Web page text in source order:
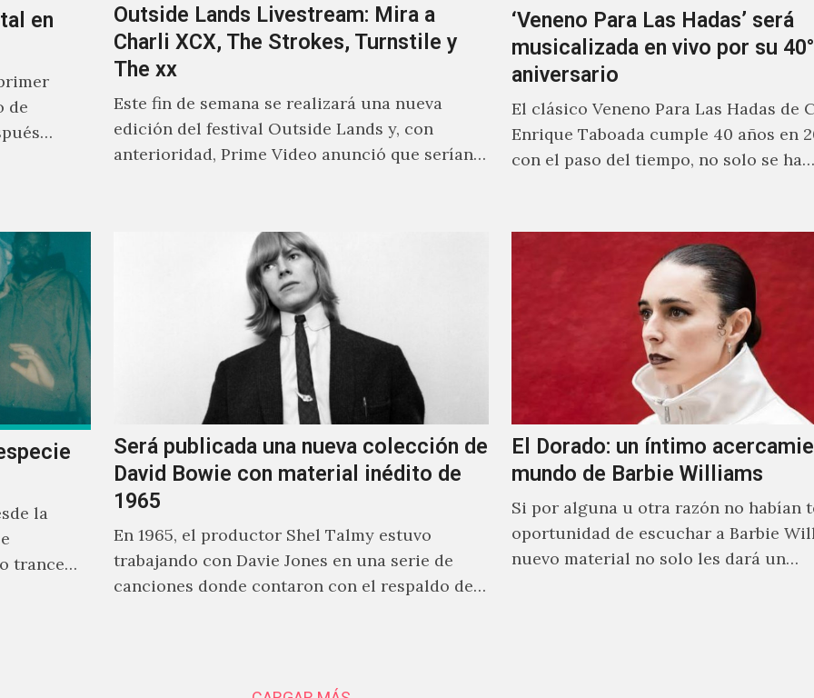
en
de
Outside Lands Livestream: Mira a
Charli XCX, The Strokes, Turnstile y
The xx
Este fin de semana se realizará una nueva
edición del festival Outside Lands y, con
anterioridad, Prime Video anunció que serían
‘Veneno Para Las Hadas’ será
musicalizada en vivo por su 40°
aniversario
El clásico Veneno Para Las Hadas de
Enrique Taboada cumple 40 años en
con el paso del tiempo, no solo se ha…
la
trance
Será publicada una nueva colección de
David Bowie con material inédito de
1965
En 1965, el productor Shel Talmy estuvo
trabajando con Davie Jones en una serie de
canciones donde contaron con el respaldo de
El Dorado: un íntimo
mundo de Barbie Williams
Si por alguna u otra razón no habían
oportunidad de escuchar a Barbie
nuevo material no solo les dará un